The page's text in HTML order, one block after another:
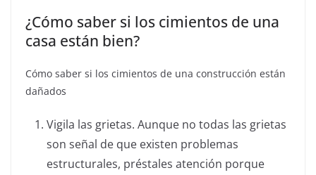
¿Cómo saber si los cimientos de una
casa están bien?
Cómo saber si los cimientos de una construcción están
dañados
Vigila las grietas. Aunque no todas las grietas
son señal de que existen problemas
estructurales, préstales atención porque